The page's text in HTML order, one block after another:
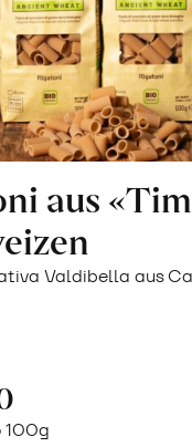
aus
Valdibella aus
100g